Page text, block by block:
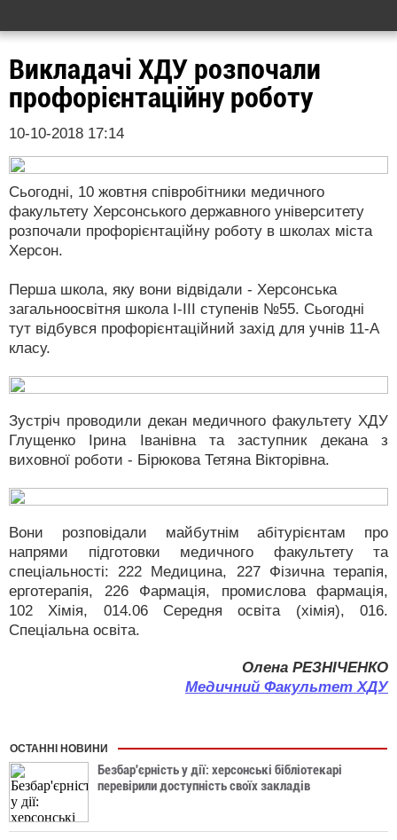
Викладачі ХДУ розпочали
профорієнтаційну роботу
10-10-2018 17:14
Сьогодні, 10 жовтня співробітники медичного
факультету Херсонського державного університету
розпочали профорієнтаційну роботу в школах міста
Херсон.
Перша школа, яку вони відвідали - Херсонська
загальноосвітня школа І-ІІІ ступенів №55. Сьогодні
тут відбувся профорієнтаційний захід для учнів 11-А
класу.
Зустріч проводили декан медичного факультету ХДУ
Глущенко Ірина Іванівна та заступник декана з
виховної роботи - Бірюкова Тетяна Вікторівна.
Вони розповідали майбутнім абітурієнтам про
напрями підготовки медичного факультету та
спеціальності: 222 Медицина, 227 Фізична терапія,
ерготерапія, 226 Фармація, промислова фармація,
102 Хімія, 014.06 Середня освіта (хімія), 016.
Спеціальна освіта.
Олена РЕЗНІЧЕНКО
Медичний Факультет ХДУ
ОСТАННІ НОВИНИ
Безбар'єрність у дії: херсонські бібліотекарі
перевірили доступність своїх закладів